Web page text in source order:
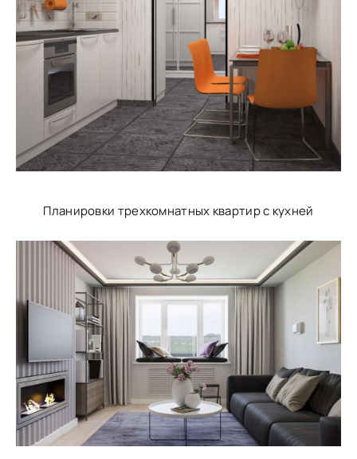
Планировки трехкомнатных квартир с кухней